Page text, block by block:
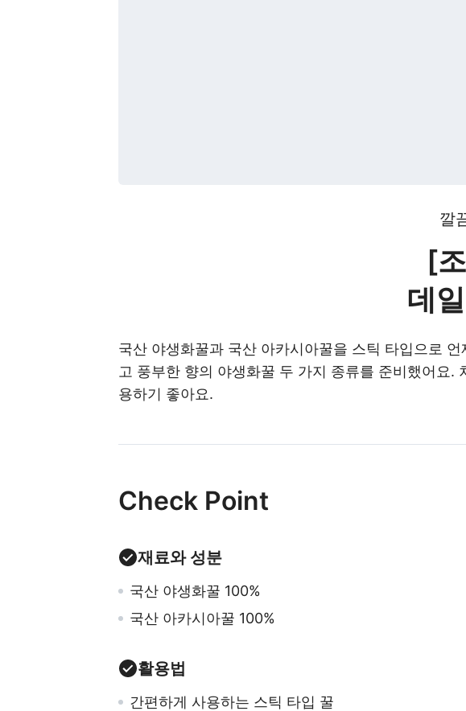
깔
[
데
국산 야생화꿀과 국산 아카시아꿀을 스틱 타입으로
고 풍부한 향의 야생화꿀 두 가지 종류를 준비했어요
용하기 좋아요.
Check Point
재료와 성분
국산 야생화꿀 100%
국산 아카시아꿀 100%
활용법
간편하게 사용하는 스틱 타입 꿀